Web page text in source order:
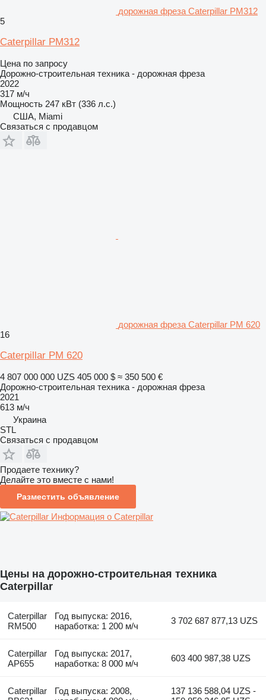
дорожная фреза Caterpillar PM312
5
Caterpillar PM312
Цена по запросу
Дорожно-строительная техника - дорожная фреза
2022
317 м/ч
Мощность 247 кВт (336 л.с.)
США, Miami
Связаться с продавцом
дорожная фреза Caterpillar PM 620
16
Caterpillar PM 620
4 807 000 000 UZS 405 000 $ ≈ 350 500 €
Дорожно-строительная техника - дорожная фреза
2021
613 м/ч
Украина
STL
Связаться с продавцом
Продаете технику?
Делайте это вместе с нами!
Разместить объявление
Информация о Caterpillar
Цены на дорожно-строительная техника
Caterpillar
Caterpillar
RM500
Год выпуска: 2016,
наработка: 1 200 м/ч
3 702 687 877,13 UZS
Caterpillar
AP655
Год выпуска: 2017,
наработка: 8 000 м/ч
603 400 987,38 UZS
Caterpillar
Год выпуска: 2008,
137 136 588,04 UZS -